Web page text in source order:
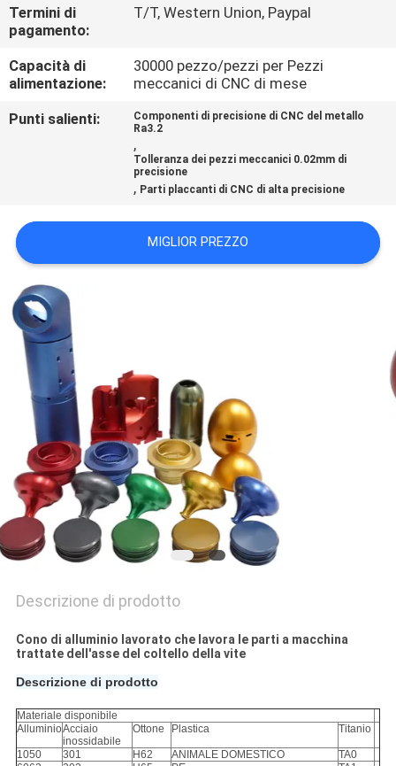
CHIEDI
UN
PREVENTIVO
SITO
POLITICA
SULLA
PRIVACY
Termini di
pagamento:
T/T, Western Union, Paypal
Capacità di
alimentazione:
30000 pezzo/pezzi per Pezzi
meccanici di CNC di mese
Punti salienti:
Componenti di precisione di CNC del metallo
Ra3.2
,
Tolleranza dei pezzi meccanici 0.02mm di
precisione
, Parti placcanti di CNC di alta precisione
MIGLIOR PREZZO
Descrizione di prodotto
Cono di alluminio lavorato che lavora le parti a macchina
trattate dell'asse del coltello della vite
Descrizione di prodotto
Materiale disponibile
AlluminioAcciaio
inossidabile
Ottone Plastica Titanio
1050 301 H62 ANIMALE DOMESTICO
TA0